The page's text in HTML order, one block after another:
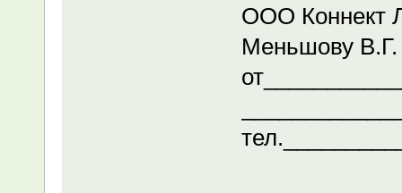
ООО Коннект
Меньшову В.Г.